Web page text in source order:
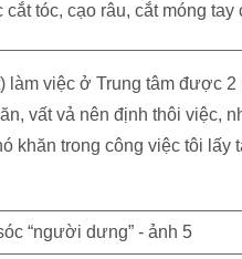
tóc, cạo râu, cắt móng tay
việc ở Trung tâm được 2
vất vả nên định thôi việc,
khăn trong công việc tôi lấy